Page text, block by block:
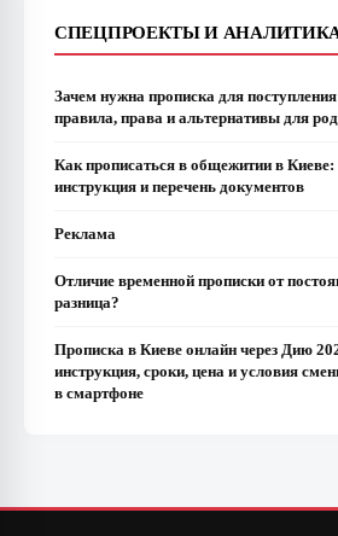
СПЕЦПРОЕКТЫ И
Зачем нужна прописка для
правила, права и альтернативы для
Как прописаться в общежитии в
инструкция и перечень документов
Реклама
Отличие временной прописки от
разница?
Прописка в Киеве онлайн через Дию
инструкция, сроки, цена и условия
в смартфоне